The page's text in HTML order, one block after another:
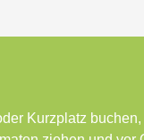
Kurzplatz